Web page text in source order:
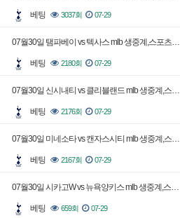
베팅 3037회 07-29
07월30일 탬파베이 vs 텍사스 mlb 생중계,스포츠…
베팅 2180회 07-29
07월30일 신시내티 vs 클리블랜드 mlb 생중계,스…
베팅 2176회 07-29
07월30일 미네소타 vs 캔자스시티 mlb 생중계,스…
베팅 2167회 07-29
07월30일 시카고W vs 뉴욕양키스 mlb 생중계,스…
베팅 659회 07-29